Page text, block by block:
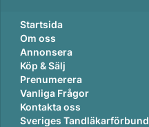
Startsida
Om oss
Annonsera
Köp & Sälj
Prenumerera
Vanliga Frågor
Kontakta oss
Sveriges Tandläkarförbund